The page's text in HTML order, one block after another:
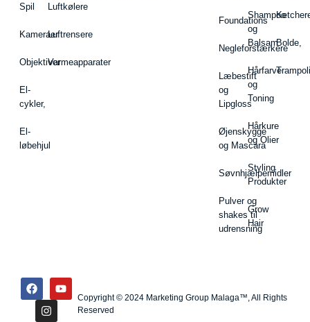
Spil
Kameraer
Objektiver
El-
cykler,
El-
løbehjul
Luftkølere
Luftrensere
Varmeapparater
Foundations
Negleforstærkere
Læbestift
og
Lipgloss
Øjenskygge
og Mascara
Søvnhjælpemidler
Pulver og
shakes til
udrensning
Shampoo
og
Balsam
Hårfarve
og
Toning
Hårkure
og Olier
Styling
Produkter
Grow
Hair
Bolde,
Copyright © 2024 Marketing Group Malaga™, All Rights
Reserved